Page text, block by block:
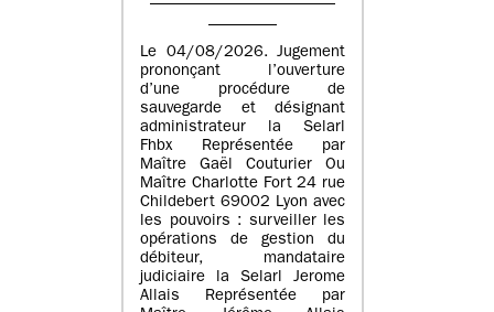
Le 04/08/2026. Jugement
prononçant l’ouverture
d’une procédure de
sauvegarde et désignant
administrateur la Selarl
Fhbx Représentée par
Maître Gaël Couturier Ou
Maître Charlotte Fort 24 rue
Childebert 69002 Lyon avec
les pouvoirs : surveiller les
opérations de gestion du
débiteur, mandataire
judiciaire la Selarl Jerome
Allais Représentée par